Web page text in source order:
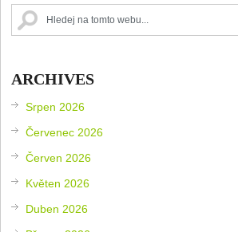
ARCHIVES
Srpen 2026
Červenec 2026
Červen 2026
Květen 2026
Duben 2026